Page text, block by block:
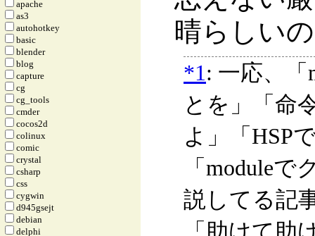
晴らしい
*1: 一応、
とを」「命
よ」「HSP
「module
説してる記
apache
as3
autohotkey
basic
blender
blog
capture
cg
cg_tools
cmder
cocos2d
colinux
comic
crystal
csharp
css
cygwin
d945gsejt
debian
delphi